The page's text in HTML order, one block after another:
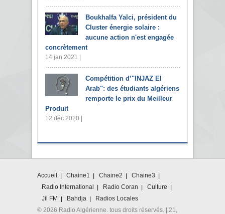
Boukhalfa Yaïci, président du
Cluster énergie solaire :
aucune action n'est engagée
concrètement
14 jan 2021 |
Compétition d’"INJAZ El
Arab": des étudiants algériens
remporte le prix du Meilleur
Produit
12 déc 2020 |
Accueil Chaine1 Chaine2
Chaine3
Radio International
Radio Coran
Culture
Jil FM
Bahdja
Radios Locales
© 2026 Radio Algérienne. tous droits réservés. | 21,